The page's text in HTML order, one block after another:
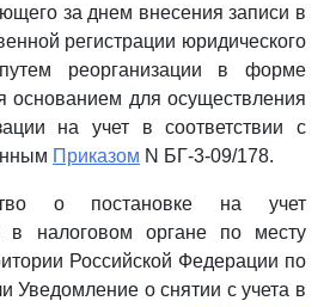
за днем внесения записи в
регистрации юридического
реорганизации в форме
основанием для осуществления
на учет в соответствии с
Приказом N БГ-3-09/178.
о постановке на учет
в налоговом органе по месту
Российской Федерации по
Уведомление о снятии с учета в